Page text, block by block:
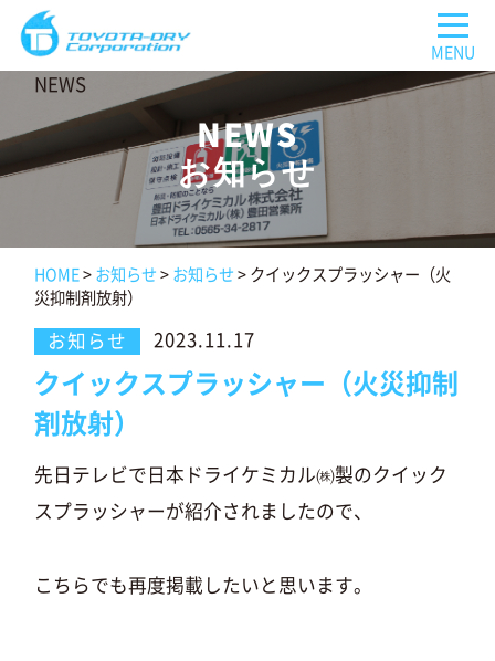
NEWS
お知らせ
HOME > お知らせ > お知らせ > クイックスプラッシャー（火
災抑制剤放射）
お知らせ 2023.11.17
クイックスプラッシャー（火災抑制
剤放射）
先日テレビで日本ドライケミカル㈱製のクイック
スプラッシャーが紹介されましたので、
こちらでも再度掲載したいと思います。